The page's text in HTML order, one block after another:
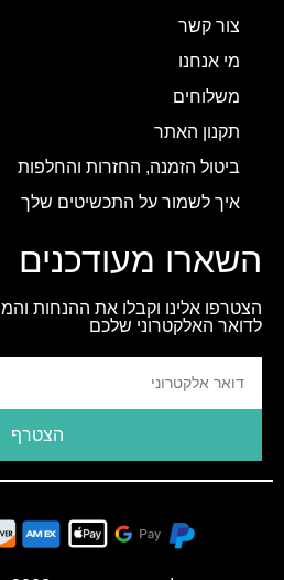
צור קשר
מי אנחנו
משלוחים
תקנון האתר
ביטול הזמנה, החזרות והחלפות
איך לשמור על התכשיטים שלך
השארו מעודכנים
הצטרפו אלינו וקבלו את ההנחות
לדואר האלקטרוני שלכם
הצטרף